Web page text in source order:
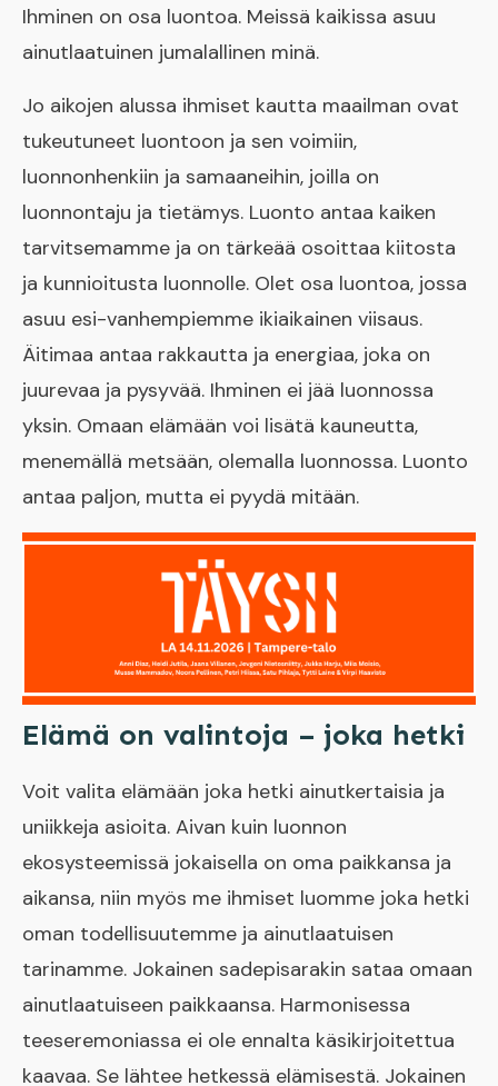
Ihminen on osa luontoa. Meissä kaikissa asuu
ainutlaatuinen jumalallinen minä.
Jo aikojen alussa ihmiset kautta maailman ovat
tukeutuneet luontoon ja sen voimiin,
luonnonhenkiin ja samaaneihin, joilla on
luonnontaju ja tietämys. Luonto antaa kaiken
tarvitsemamme ja on tärkeää osoittaa kiitosta
ja kunnioitusta luonnolle. Olet osa luontoa, jossa
asuu esi-vanhempiemme ikiaikainen viisaus.
Äitimaa antaa rakkautta ja energiaa, joka on
juurevaa ja pysyvää. Ihminen ei jää luonnossa
yksin. Omaan elämään voi lisätä kauneutta,
menemällä metsään, olemalla luonnossa. Luonto
antaa paljon, mutta ei pyydä mitään.
Elämä on valintoja – joka hetki
Voit valita elämään joka hetki ainutkertaisia ja
uniikkeja asioita. Aivan kuin luonnon
ekosysteemissä jokaisella on oma paikkansa ja
aikansa, niin myös me ihmiset luomme joka hetki
oman todellisuutemme ja ainutlaatuisen
tarinamme. Jokainen sadepisarakin sataa omaan
ainutlaatuiseen paikkaansa. Harmonisessa
teeseremoniassa ei ole ennalta käsikirjoitettua
kaavaa. Se lähtee hetkessä elämisestä. Jokainen